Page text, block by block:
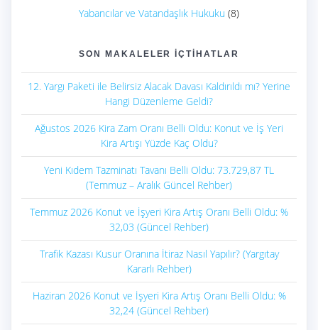
Yabancılar ve Vatandaşlık Hukuku (8)
SON MAKALELER İÇTIHATLAR
12. Yargı Paketi ile Belirsiz Alacak Davası Kaldırıldı mı? Yerine
Hangi Düzenleme Geldi?
Ağustos 2026 Kira Zam Oranı Belli Oldu: Konut ve İş Yeri
Kira Artışı Yüzde Kaç Oldu?
Yeni Kıdem Tazminatı Tavanı Belli Oldu: 73.729,87 TL
(Temmuz – Aralık Güncel Rehber)
Temmuz 2026 Konut ve İşyeri Kira Artış Oranı Belli Oldu: %
32,03 (Güncel Rehber)
Trafik Kazası Kusur Oranına İtiraz Nasıl Yapılır? (Yargıtay
Kararlı Rehber)
Haziran 2026 Konut ve İşyeri Kira Artış Oranı Belli Oldu: %
32,24 (Güncel Rehber)